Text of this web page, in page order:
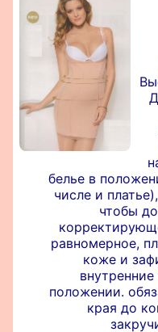
белье в
числе и
чтобы
равномерное,
коже и
положении.
края до